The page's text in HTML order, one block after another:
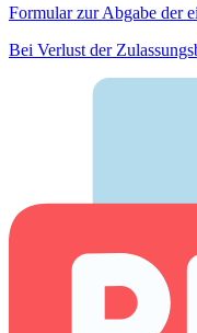
Formular zur Abgabe der
Bei Verlust der